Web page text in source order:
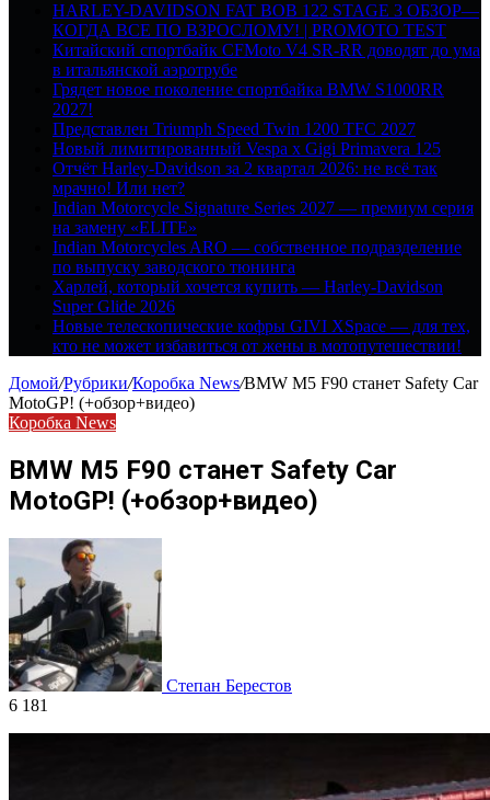
HARLEY-DAVIDSON FAT BOB 122 STAGE 3 ОБЗОР—
КОГДА ВСЕ ПО ВЗРОСЛОМУ! | PROMOTO TEST
Китайский спортбайк CFMoto V4 SR-RR доводят до ума
в итальянской аэротрубе
Грядет новое поколение спортбайка BMW S1000RR
2027!
Представлен Triumph Speed Twin 1200 TFC 2027
Новый лимитированный Vespa x Gigi Primavera 125
Отчёт Harley-Davidson за 2 квартал 2026: не всё так
мрачно! Или нет?
Indian Motorcycle Signature Series 2027 — премиум серия
на замену «ELITE»
Indian Motorcycles ARO — собственное подразделение
по выпуску заводского тюнинга
Харлей, который хочется купить — Harley-Davidson
Super Glide 2026
Новые телескопические кофры GIVI XSpace — для тех,
кто не может избавиться от жены в мотопутешествии!
Домой/Рубрики/Коробка News/BMW M5 F90 станет Safety Car
MotoGP! (+обзор+видео)
Коробка News
BMW M5 F90 станет Safety Car
MotoGP! (+обзор+видео)
Степан Берестов
6 181